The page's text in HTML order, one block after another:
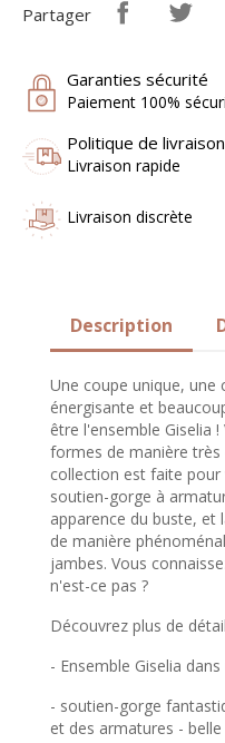
Partager
Garanties sécurité
Paiement 100%
Politique de livraison
Livraison rapide
Livraison discrète
Description
Une coupe unique,
énergisante et
être l'ensemble Giselia
formes de manière
collection est faite pour
soutien-gorge à
apparence du buste, et
de manière
jambes. Vous
n'est-ce pas ?
Découvrez plus de
- Ensemble Giselia
- soutien-gorge
et des armatures -